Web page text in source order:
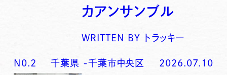
カアンサンブル
WRITTEN BY トラッキー
N0. 2 千葉県 -千葉市中央区 2026.07.10